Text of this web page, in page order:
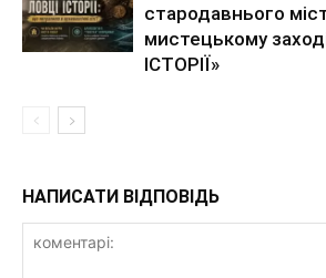
стародавнього
мистецькому
ІСТОРІЇ»
НАПИСАТИ ВІДПОВІДЬ